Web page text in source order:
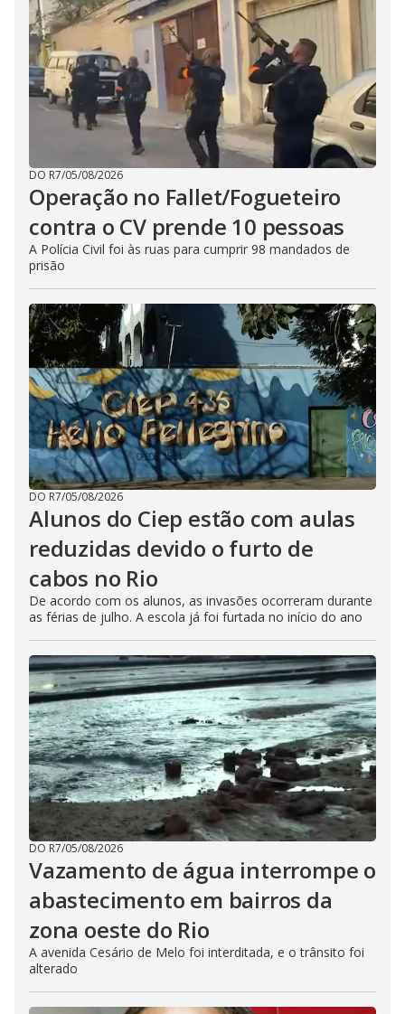
DO R7/05/08/2026
Operação no Fallet/Fogueteiro
contra o CV prende 10 pessoas
A Polícia Civil foi às ruas para cumprir 98 mandados de
prisão
DO R7/05/08/2026
Alunos do Ciep estão com aulas
reduzidas devido o furto de
cabos no Rio
De acordo com os alunos, as invasões ocorreram durante
as férias de julho. A escola já foi furtada no início do ano
DO R7/05/08/2026
Vazamento de água interrompe o
abastecimento em bairros da
zona oeste do Rio
A avenida Cesário de Melo foi interditada, e o trânsito foi
alterado